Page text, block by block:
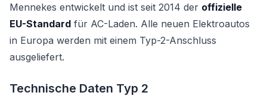
Mennekes entwickelt und ist seit 2014 der offizielle
EU-Standard für AC-Laden. Alle neuen Elektroautos
in Europa werden mit einem Typ-2-Anschluss
ausgeliefert.
Technische Daten Typ 2